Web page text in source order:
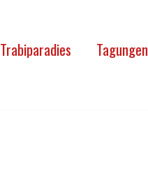
Tra­bi­pa­ra­dies Tagun­gen